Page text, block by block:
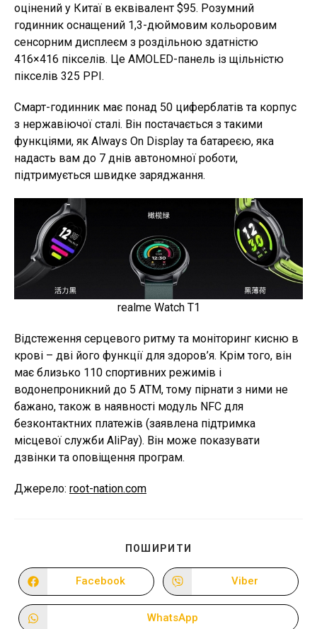
оцінений у Китаї в еквівалент $95. Розумний
годинник оснащений 1,3-дюймовим кольоровим
сенсорним дисплеєм з роздільною здатністю
416×416 пікселів. Це AMOLED-панель із щільністю
пікселів 325 PPI.
Смарт-годинник має понад 50 циферблатів та корпус
з нержавіючої сталі. Він постачається з такими
функціями, як Always On Display та батареєю, яка
надасть вам до 7 днів автономної роботи,
підтримується швидке заряджання.
realme Watch T1
Відстеження серцевого ритму та моніторинг кисню в
крові – дві його функції для здоров’я. Крім того, він
має близько 110 спортивних режимів і
водонепроникний до 5 АТМ, тому пірнати з ними не
бажано, також в наявності модуль NFC для
безконтактних платежів (заявлена підтримка
місцевої служби AliPay). Він може показувати
дзвінки та оповіщення програм.
Джерело: root-nation.com
ПОШИРИТИ
ВМІСТОМ
Відкрити
в
новому
Facebook
Відкрити
в
новому
Viber
Відкрити
WhatsApp